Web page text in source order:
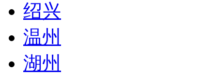
绍兴
温州
湖州